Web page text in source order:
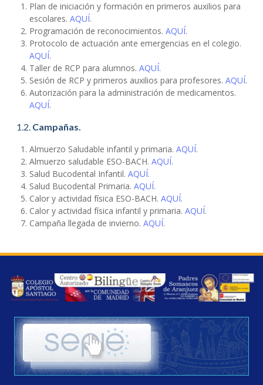
Plan de iniciación y formación en primeros auxilios para
escolares. AQUÍ.
Programación de reconocimientos. AQUÍ.
Protocolo de actuación ante emergencias en el colegio.
AQUÍ.
Taller de RCP para alumnos. AQUÍ.
Sesión de RCP y primeros auxilios para profesores. AQUÍ.
Autorización para la administración de medicamentos.
AQUÍ.
1.2. Campañas.
Almuerzo Saludable infantil y primaria. AQUÍ.
Almuerzo saludable ESO-BACH. AQUÍ.
Salud Bucodental Infantil. AQUÍ.
Salud Bucodental Primaria. AQUÍ.
Calor y actividad física ESO-BACH. AQUÍ.
Calor y actividad física infantil y primaria. AQUÍ.
Campaña llegada de invierno. AQUÍ.